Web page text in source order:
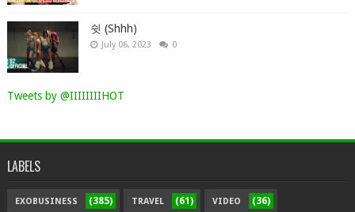
쉿 (Shhh)
July 06, 2023 0
Tweets by @IIIIIIIIHOT
LABELS
EXOBUSINESS (385) TRAVEL (61) VIDEO (36)